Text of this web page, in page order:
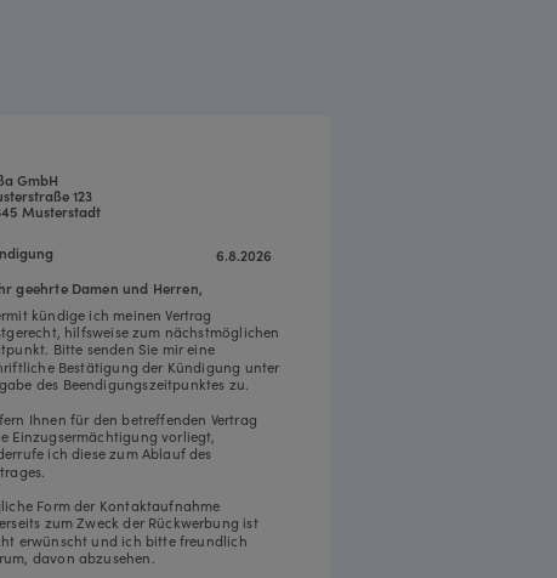
6.8.2026
GmbH
123
Musterstadt
kündige ich meinen Vertrag
hilfsweise zum nächstmöglichen
Bitte senden Sie mir eine
Bestätigung der Kündigung unter
des Beendigungszeitpunktes zu.
Ihnen für den betreffenden Vertrag
Einzugsermächtigung vorliegt,
ich diese zum Ablauf des
Form der Kontaktaufnahme
zum Zweck der Rückwerbung ist
erwünscht und ich bitte freundlich
davon abzusehen.
geehrte Damen und Herren,